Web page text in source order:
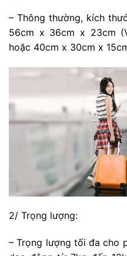
– Thông thường, kích
56cm x 36cm x 23cm
hoặc 40cm x 30cm x
2/ Trọng lượng:
– Trọng lượng tối đa cho